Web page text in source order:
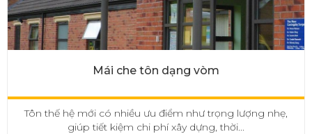
Mái che tôn dạng vòm
Tôn thế hệ mới có nhiều ưu điểm như trọng lượng nhẹ,
giúp tiết kiệm chi phí xây dựng, thời...